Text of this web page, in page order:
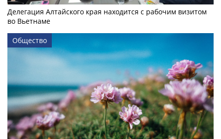
Делегация Алтайского края находится с рабочим визитом
во Вьетнаме
Общество